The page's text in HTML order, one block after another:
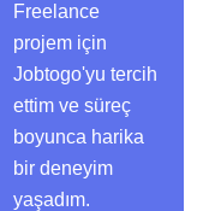
Freelance
projem için
Jobtogo'yu tercih
ettim ve süreç
boyunca harika
bir deneyim
yaşadım.